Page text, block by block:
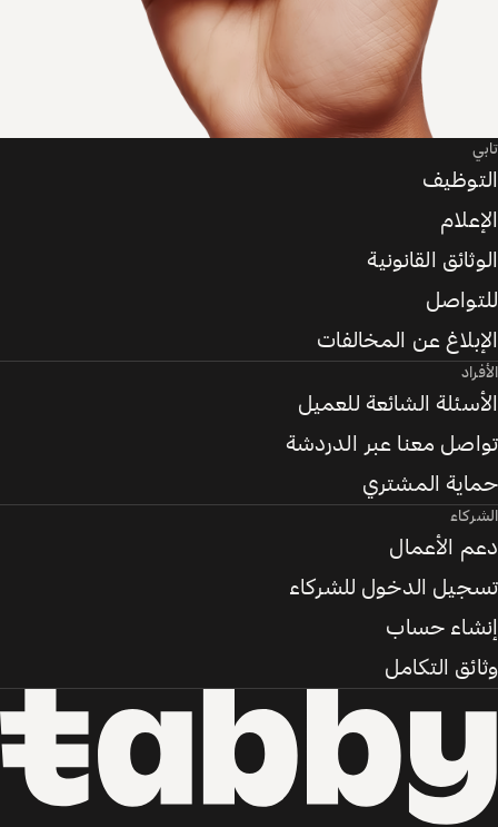
تابي
التوظيف
الإعلام
الوثائق القانونية
للتواصل
الإبلاغ عن المخالفات
الأفراد
الأسئلة الشائعة للعميل
تواصل معنا عبر الدردشة
حماية المشتري
الشركاء
دعم الأعمال
تسجيل الدخول للشركاء
إنشاء حساب
وثائق التكامل